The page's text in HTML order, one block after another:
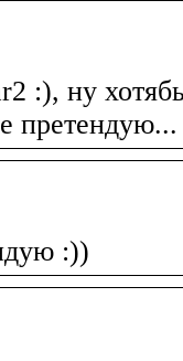
:), ну
претендую...
:))